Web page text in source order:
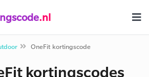
.nl
OneFit kortingscode
kortingscodes